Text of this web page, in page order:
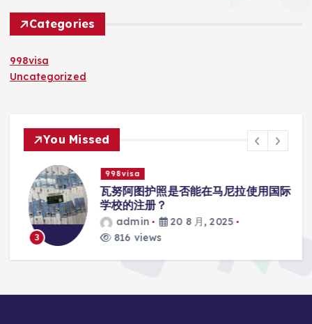
Categories
998visa
Uncategorized
You Missed
3
998visa
瓦努阿图护照是否能在马尼拉使用国际
学校的注册？
admin
20 8 月, 2025
816 views